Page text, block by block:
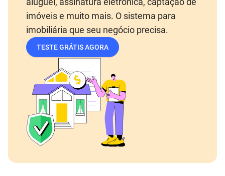
imóveis e muito mais. O sistema para
imobiliária que seu negócio precisa.
TESTE GRÁTIS AGORA